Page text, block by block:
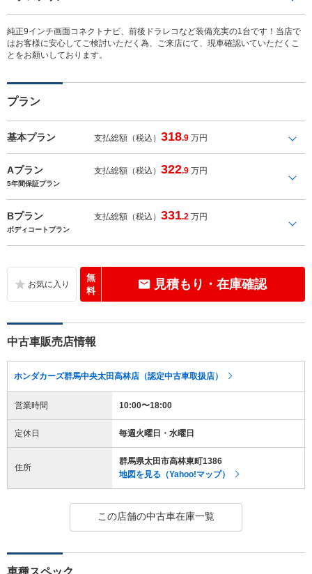
純正9インチ画面コネクトナビ、前後ドラレコなど装備充実の1台です！当店で
はお客様に安心してご検討いただく為、ご来店にて、現車確認いていただくこ
とをお願いしております。
プラン
基本プラン 支払総額（税込）318.9 万円
Aプラン 支払総額（税込）322.9 万円
5年間保証プラン
Bプラン 支払総額（税込）331.2 万円
ボディコートプラン
無
料
見積もり・在庫確認
中古車販売店情報
ホンダカーズ群馬中央太田高林店（認定中古車取扱店）
営業時間 10:00〜18:00
定休日 毎週火曜日・水曜日
住所
群馬県太田市高林東町1386
地図を見る（Yahoo!マップ）
この店舗の中古車在庫一覧
車種スペック